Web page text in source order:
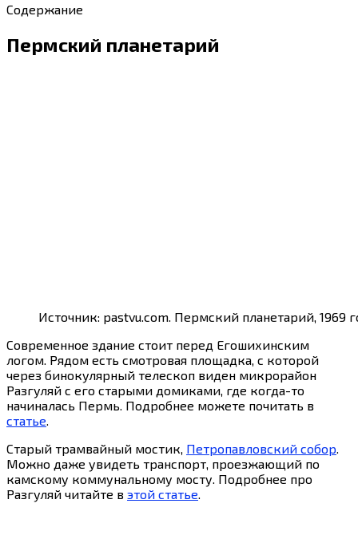
Содержание
Пермский планетарий
Источник: pastvu.com. Пермский планетарий, 1969
Современное здание стоит перед Егошихинским
логом. Рядом есть смотровая площадка, с которой
через бинокулярный телескоп виден микрорайон
Разгуляй с его старыми домиками, где когда-то
начиналась Пермь. Подробнее можете почитать в
статье
Старый трамвайный мостик, Петропавловский собор
Можно даже увидеть транспорт, проезжающий по
камскому коммунальному мосту. Подробнее про
Разгуляй читайте в этой статье